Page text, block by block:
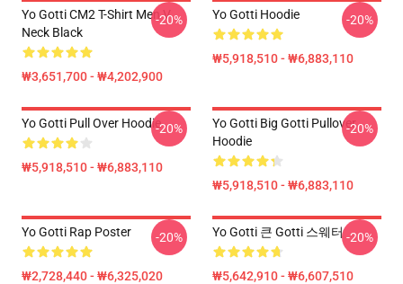
Yo Gotti CM2 T-Shirt Men V
Neck Black
₩3,651,700 - ₩4,202,900
-20% Yo Gotti Hoodie
₩5,918,510 - ₩6,883,110
-20%
Yo Gotti Pull Over Hoodie
₩5,918,510 - ₩6,883,110
-20%
Yo Gotti Big Gotti Pullover
Hoodie
₩5,918,510 - ₩6,883,110
-20%
Yo Gotti Rap Poster
₩2,728,440 - ₩6,325,020
-20% Yo Gotti 큰 Gotti 스웨터
₩5,642,910 - ₩6,607,510
-20%